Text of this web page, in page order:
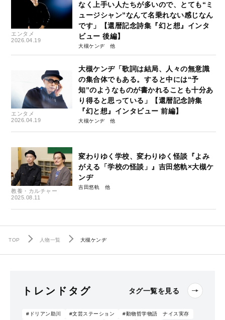
エンタメ
2026.04.19
なく上手い人たちが多いので、とても“ミ
ュージシャン”なんて名乗れない感じなん
です」【還暦記念詩集『幻と想』インタ
ビュー 後編】
大槻ケンヂ
エンタメ
2026.04.19
大槻ケンヂ「歌詞は結局、人々の無意識
の集合体でもある。すると中には“予
知”のようなものが書かれることも十分あ
り得ると思っている」【還暦記念詩集
『幻と想』インタビュー 前編】
大槻ケンヂ
教養・カルチャー
2025.08.11
変わりゆく学校、変わりゆく怪談『よみ
がえる「学校の怪談」』吉田悠軌×大槻ケ
ンヂ
吉田悠軌
TOP 人物一覧 大槻ケンヂ
トレンドタグ タグ一覧を見る
#ドリアン助川 #文芸ステーション
#動物哲学物語 ナイス実存